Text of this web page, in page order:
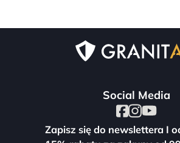
Social Media
Zapisz się do newslettera I